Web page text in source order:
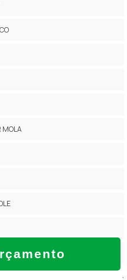
MOLA
PNEUMÁTICO
.